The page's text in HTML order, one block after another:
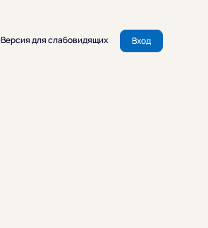
Версия для слабовидящих Вход